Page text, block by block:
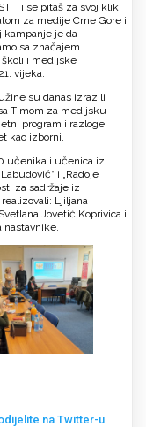
Ti se pitaš za svoj klik!
za medije Crne Gore i
kampanje je da
sa značajem
školi i medijske
vijeka.
su danas izrazili
Timom za medijsku
program i razloge
kao izborni.
učenika i učenica iz
i „Radoje
za sadržaje iz
Ljiljana
Jovetić Koprivica i
nastavnike.
na Twitter-u